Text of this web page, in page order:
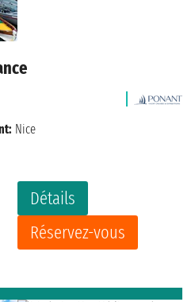
Détails
Réservez-vous
Nice